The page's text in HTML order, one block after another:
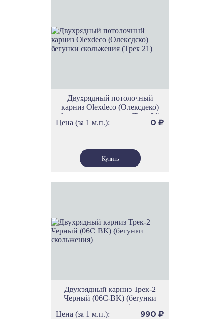
Двухрядный потолочный
карниз Olexdeco (Олексдеко)
бегунки скольжения (Трек 21)
Цена (за 1 м.п.):
0 ₽
Двухрядный карниз Трек-2
Черный (06С-BK) (бегунки
скольжения)
Цена (за 1 м.п.):
990 ₽